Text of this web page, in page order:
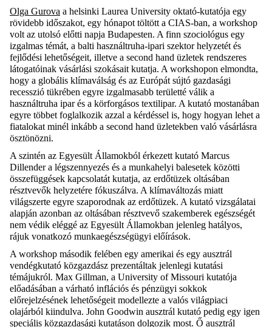
Olga Gurova a helsinki Laurea University oktató-kutatója egy
rövidebb időszakot, egy hónapot töltött a CIAS-ban, a workshop
volt az utolsó előtti napja Budapesten. A finn szociológus egy
izgalmas témát, a balti használtruha-ipari szektor helyzetét és
fejlődési lehetőségeit, illetve a second hand üzletek rendszeres
látogatóinak vásárlási szokásait kutatja. A workshopon elmondta,
hogy a globális klímaválság és az Európát sújtó gazdasági
recesszió tükrében egyre izgalmasabb területté válik a
használtruha ipar és a körforgásos textilipar. A kutató mostanában
egyre többet foglalkozik azzal a kérdéssel is, hogy hogyan lehet a
fiatalokat minél inkább a second hand üzletekben való vásárlásra
ösztönözni.
A szintén az Egyesült Államokból érkezett kutató Marcus
Dillender a légszennyezés és a munkahelyi balesetek közötti
összefüggések kapcsolatát kutatja, az erdőtüzek oltásában
résztvevők helyzetére fókuszálva. A klímaváltozás miatt
világszerte egyre szaporodnak az erdőtüzek. A kutató vizsgálatai
alapján azonban az oltásában résztvevő szakemberek egészségét
nem védik eléggé az Egyesült Államokban jelenleg hatályos,
rájuk vonatkozó munkaegészségügyi előírások.
A workshop második felében egy amerikai és egy ausztrál
vendégkutató közgazdász prezentáltak jelenlegi kutatási
témájukról. Max Gillman, a University of Missouri kutatója
előadásában a várható inflációs és pénzügyi sokkok
előrejelzésének lehetőségeit modellezte a valós világpiaci
olajárból kiindulva. John Goodwin ausztrál kutató pedig egy igen
speciális közgazdasági kutatáson dolgozik most. Ő ausztrál